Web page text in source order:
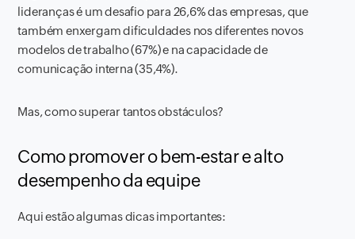
lideranças é um desafio para 26,6% das empresas, que
também enxergam dificuldades nos diferentes novos
modelos de trabalho (67%) e na capacidade de
comunicação interna (35,4%).
Mas, como superar tantos obstáculos?
Como promover o bem-estar e alto
desempenho da equipe
Aqui estão algumas dicas importantes: